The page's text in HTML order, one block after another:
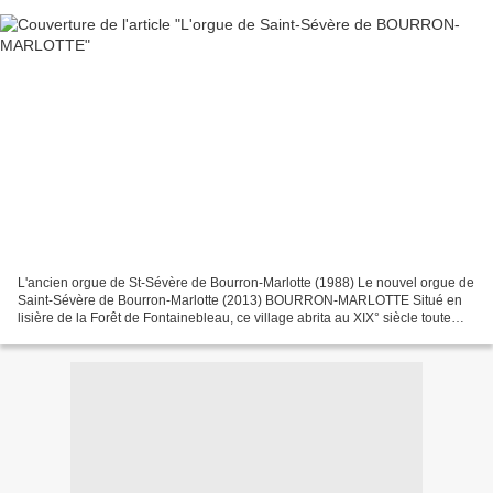
L'ancien orgue de St-Sévère de Bourron-Marlotte (1988) Le nouvel orgue de
Saint-Sévère de Bourron-Marlotte (2013) BOURRON-MARLOTTE Situé en
lisière de la Forêt de Fontainebleau, ce village abrita au XIX° siècle toute